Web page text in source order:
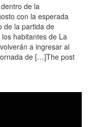
de la
con la esperada
de la partida de
habitantes de La
a ingresar al
de […]The post